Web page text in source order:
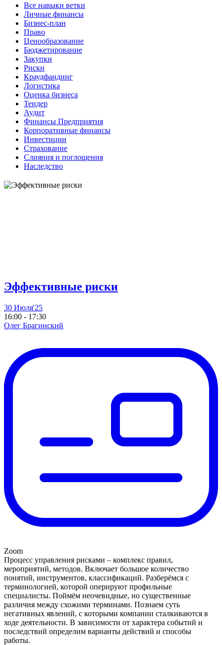
Все навыки ветки
Личные финансы
Бизнес-план
Право
Ценообразование
Бюджетирование
Закупки
Риски
Краудфандинг
Логистика
Оценка бизнеса
Тендер
Аудит
Финансы Предприятия
Корпоративные финансы
Инвестиции
Страхование
Слияния и поглощения
Наследство
Эффективные риски
30 Июля'25
16:00 - 17:30
Олег Брагинский
Zoom
Процесс управления рисками – комплекс правил,
мероприятий, методов. Включает большое количество
понятий, инструментов, классификаций. Разберёмся с
терминологией, которой оперируют профильные
специалисты. Поймём неочевидные, но существенные
различия между схожими терминами. Познаем суть
негативных явлений, с которыми компании сталкиваются в
ходе деятельности. В зависимости от характера событий и
последствий определим варианты действий и способы
работы.